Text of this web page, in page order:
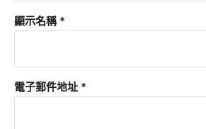
顯示名稱 *
電子郵件地址 *